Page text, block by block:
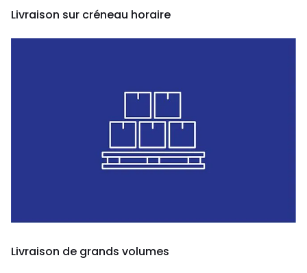
Livraison sur créneau horaire
Livraison de grands volumes